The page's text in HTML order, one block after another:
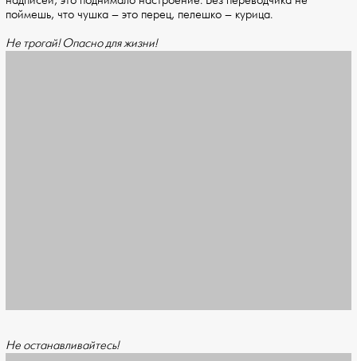
поймешь, что чушка – это перец, пелешко – курица.
Не трогай! Опасно для жизни!
Не останавливайтесь!